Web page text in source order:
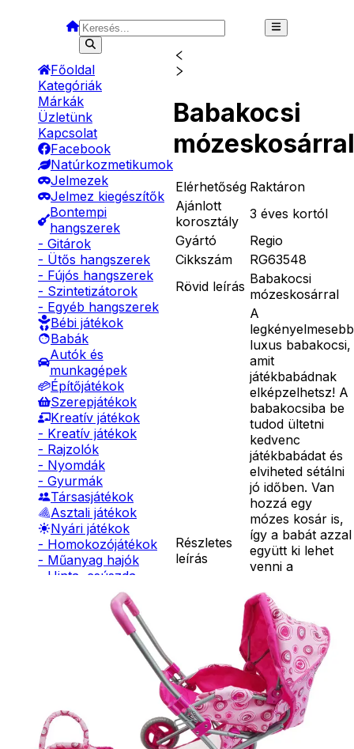
Főoldal
Kategóriák
Márkák
Üzletünk
Kapcsolat
Facebook
Natúrkozmetikumok
Jelmezek
Jelmez kiegészítők
Bontempi
hangszerek
- Gitárok
- Ütős hangszerek
- Fújós hangszerek
- Szintetizátorok
- Egyéb hangszerek
Bébi játékok
Babák
Autók és
munkagépek
Építőjátékok
Szerepjátékok
Kreatív játékok
- Kreatív játékok
- Rajzolók
- Nyomdák
- Gyurmák
Társasjátékok
Asztali játékok
Nyári játékok
- Homokozójátékok
- Műanyag hajók
- Hinta, csúszda
- Ütők, dobálók
- Strandcikkek
- Egyéb nyári játékok
Lábbal hajtós
Babakocsi
mózeskosárral
Elérhetőség Raktáron
Ajánlott
korosztály
3 éves kortól
Gyártó
Regio
Cikkszám
RG63548
Rövid leírás Babakocsi
mózeskosárral
Részletes
leírás
A
legkényelmesebb
luxus babakocsi,
amit
játékbabádnak
elképzelhetsz! A
babakocsiba be
tudod ültetni
kedvenc
játékbabádat és
elviheted sétálni
jó időben. Van
hozzá egy
mózes kosár is,
így a babát azzal
együtt ki lehet
venni a
babakocsi
aljában van egy
tároló, így oda is
lehet pakolni. A
babakocsi fém
vázzal ellátott,
kerekének
anyaga
műanyag,
valamint gumi.